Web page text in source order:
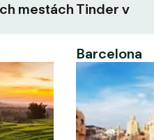
mestách Tinder v
Barcelona